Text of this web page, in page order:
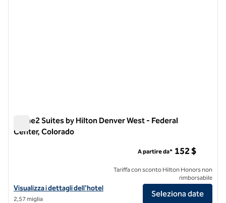
Home2 Suites by Hilton Denver West - Federal
Center, Colorado
Visualizza i dettagli dell'hotel Home2 Suites by Hilton Denver West -
Visualizza i dettagli dell'hotel
2,57 miglia
A partire da* 152 $
Tariffa con sconto Hilton Honors non
rimborsabile
Seleziona date